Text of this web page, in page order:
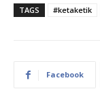
TAGS #ketaketik
Facebook